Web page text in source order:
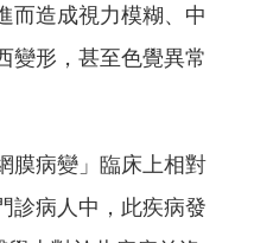
而造成視力模糊、中
變形，甚至色覺異常
膜病變」臨床上相對
診病人中，此疾病發